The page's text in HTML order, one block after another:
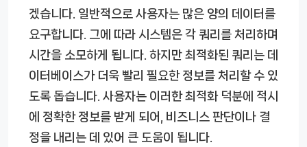
겠습니다. 일반적으로 사용자는 많은 양의 데이터를
요구합니다. 그에 따라 시스템은 각 쿼리를 처리하며
시간을 소모하게 됩니다. 하지만 최적화된 쿼리는 데
이터베이스가 더욱 빨리 필요한 정보를 처리할 수 있
도록 돕습니다. 사용자는 이러한 최적화 덕분에 적시
에 정확한 정보를 받게 되어, 비즈니스 판단이나 결
정을 내리는 데 있어 큰 도움이 됩니다.